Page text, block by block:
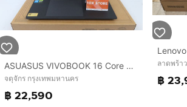
ASUASUS VIVOBOOK 16 Core 5 210H.RTX4050 RAM16.512GB
จตุจักร กรุงเทพมหานคร
฿ 22,590
ลาดพร้า
฿